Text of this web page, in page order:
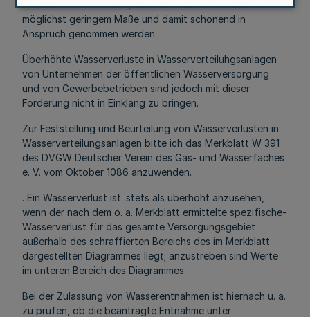
Hiernach ist zu fordern, daß' die Wasserressourcen in
möglichst geringem Maße und damit schonend in
Anspruch genommen werden.
Überhöhte Wasserverluste in Wasserverteiluhgsanlagen
von Unternehmen der öffentlichen Wasserversorgung
und von Gewerbebetrieben sind jedoch mit dieser
Forderung nicht in Einklang zu bringen.
Zur Feststellung und Beurteilung von Wasserverlusten in
Wasserverteilungsanlagen bitte ich das Merkblatt W 391
des DVGW Deutscher Verein des Gas- und Wasserfaches
e. V. vom Oktober 1086 anzuwenden.
. Ein Wasserverlust ist .stets als überhöht anzusehen,
wenn der nach dem o. a. Merkblatt ermittelte spezifische-
Wasserverlust für das gesamte Versorgungsgebiet
außerhalb des schraffierten Bereichs des im Merkblatt
dargestellten Diagrammes liegt; anzustreben sind Werte
im unteren Bereich des Diagrammes.
Bei der Zulassung von Wasserentnahmen ist hiernach u. a.
zu prüfen, ob die beantragte Entnahme unter